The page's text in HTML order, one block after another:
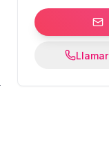
Llamar